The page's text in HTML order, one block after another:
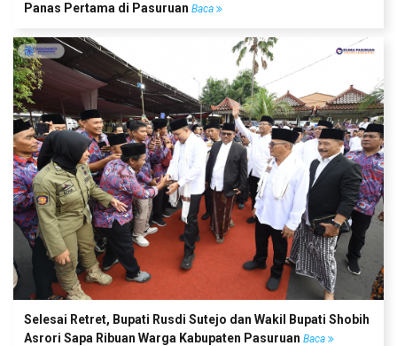
Panas Pertama di Pasuruan Baca
Selesai Retret, Bupati Rusdi Sutejo dan Wakil Bupati Shobih
Asrori Sapa Ribuan Warga Kabupaten Pasuruan Baca